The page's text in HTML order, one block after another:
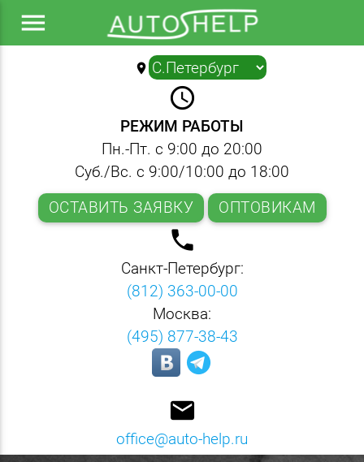
menu
location_on ▼
query_builder
РЕЖИМ РАБОТЫ
Пн.-Пт. с 9:00 до 20:00
Суб./Вс. с 9:00/10:00 до 18:00
ОСТАВИТЬ ЗАЯВКУ
ОПТОВИКАМ
local_phone
Санкт-Петербург:
(812) 363-00-00
Москва:
(495) 877-38-43
email
office@auto-help.ru